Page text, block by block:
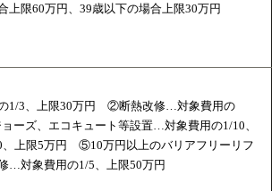
限60万円、39歳以下の場合上限30万円
1/3、上限30万円 ②断熱改修…対象費用の
ズ、エコキュート等設置…対象費用の1/10、
上限5万円 ⑤10万円以上のバリアフリーリフ
…対象費用の1/5、上限50万円